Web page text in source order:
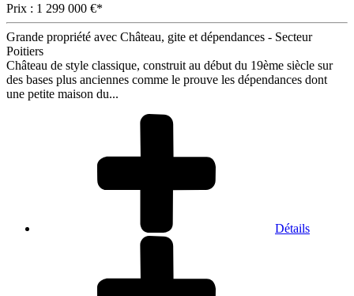
Prix : 1 299 000 €*
Grande propriété avec Château, gite et dépendances - Secteur
Poitiers
Château de style classique, construit au début du 19ème siècle sur
des bases plus anciennes comme le prouve les dépendances dont
une petite maison du...
Détails